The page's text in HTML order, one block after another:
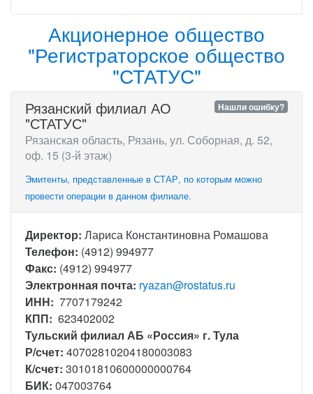
Акционерное общество
"Регистраторское общество
"СТАТУС"
Нашли ошибку?
Рязанский филиал АО
"СТАТУС"
Рязанская область, Рязань, ул. Соборная, д. 52,
оф. 15 (3-й этаж)
Эмитенты, представленные в СТАР, по которым можно
провести операции в данном филиале.
Директор: Лариса Константиновна Ромашова
Телефон: (4912) 994977
Факс: (4912) 994977
Электронная почта: ryazan@rostatus.ru
ИНН: 7707179242
КПП: 623402002
Тульский филиал АБ «Россия» г. Тула
Р/счет: 40702810204180003083
К/счет: 30101810600000000764
БИК: 047003764